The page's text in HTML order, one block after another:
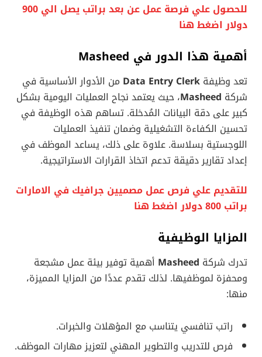
للحصول علي فرصة عمل عن بعد براتب يصل الي 900
دولار اضغط هنا
أهمية هذا الدور في Masheed
تعد وظيفة Data Entry Clerk من الأدوار الأساسية في
شركة Masheed، حيث يعتمد نجاح العمليات اليومية بشكل
كبير على دقة البيانات المُدخلة. تساهم هذه الوظيفة في
تحسين الكفاءة التشغيلية وضمان تنفيذ العمليات
اللوجستية بسلاسة. علاوة على ذلك، يساعد الموظف في
إعداد تقارير دقيقة تدعم اتخاذ القرارات الاستراتيجية.
للتقديم علي فرص عمل مصميين جرافيك في الامارات
براتب 800 دولار اضغط هنا
المزايا الوظيفية
تدرك شركة Masheed أهمية توفير بيئة عمل مشجعة
ومحفزة لموظفيها. لذلك تقدم عددًا من المزايا المميزة،
منها:
راتب تنافسي يتناسب مع المؤهلات والخبرات.
فرص للتدريب والتطوير المهني لتعزيز مهارات الموظف.